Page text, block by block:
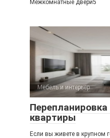
Межкомнатные двери5
Мебель и интерьер
квартиры
Если вы живете в крупном